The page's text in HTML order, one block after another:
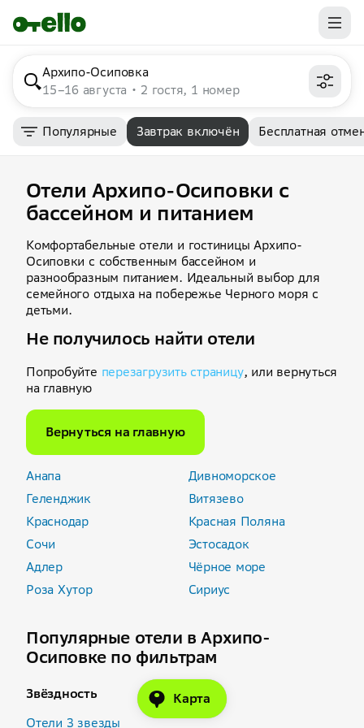
Архипо-Осиповка
15–16 августа
2 гостя, 1 номер
Популярные Завтрак включён Бесплатная
Отели Архипо-Осиповки с
бассейном и питанием
Комфортабельные отели и гостиницы Архипо-
Осиповки с собственным бассейном и
разнообразным питанием. Идеальный выбор для
семейного отдыха на побережье Черного моря с
детьми.
Не получилось найти отели
Попробуйте перезагрузить страницу, или вернуться
на главную
Вернуться на главную
Анапа
Геленджик
Краснодар
Сочи
Адлер
Роза Хутор
Дивноморское
Витязево
Красная Поляна
Эстосадок
Чёрное море
Сириус
Популярные отели в Архипо-
Осиповке по фильтрам
Звёздность
Отели 3 звезды
Карта